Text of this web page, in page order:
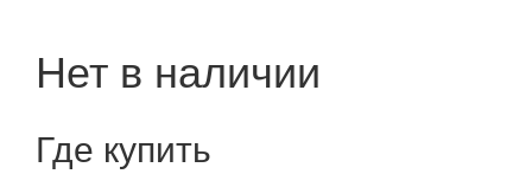
Нет в наличии
Где купить